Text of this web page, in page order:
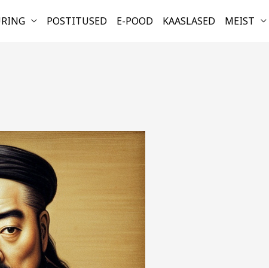
POSTITUSED E-POOD KAASLASED MEIST